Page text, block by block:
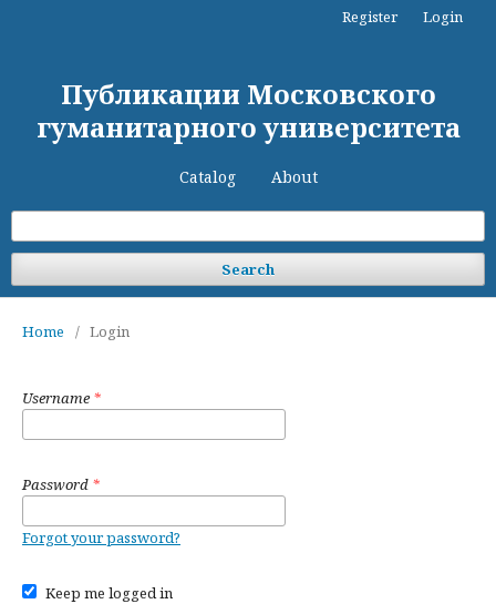
Публикации Московского
гуманитарного университета
Catalog About
Search
Register Login
Home / Login
Username *
Password *
Forgot your password?
Keep me logged in